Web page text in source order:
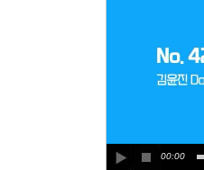
00:00